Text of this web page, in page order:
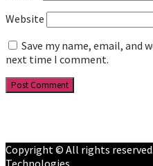
Website
Save my name, email, and
next time I comment.
Copyright © All rights